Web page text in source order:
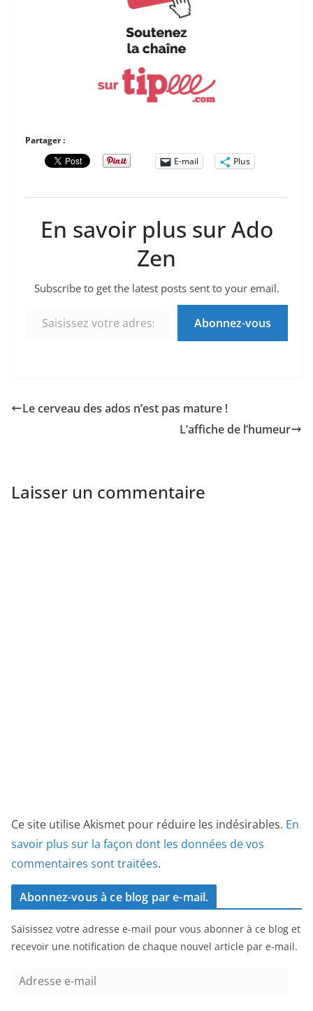
Partager :
E-mail
Plus
En savoir plus sur Ado
Zen
Subscribe to get the latest posts sent to your email.
Abonnez-vous
Le cerveau des ados n’est pas mature !
L’affiche de l’humeur
Laisser un commentaire
Ce site utilise Akismet pour réduire les indésirables. En
savoir plus sur la façon dont les données de vos
commentaires sont traitées.
Abonnez-vous à ce blog par e-mail.
Saisissez votre adresse e-mail pour vous abonner à ce blog et
recevoir une notification de chaque nouvel article par e-mail.